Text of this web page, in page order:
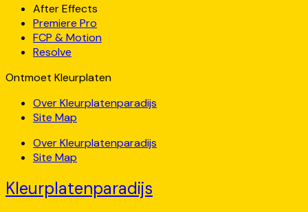
After Effects
Premiere Pro
FCP & Motion
Resolve
Ontmoet Kleurplaten
Over Kleurplatenparadijs
Site Map
Over Kleurplatenparadijs
Site Map
Kleurplatenparadijs